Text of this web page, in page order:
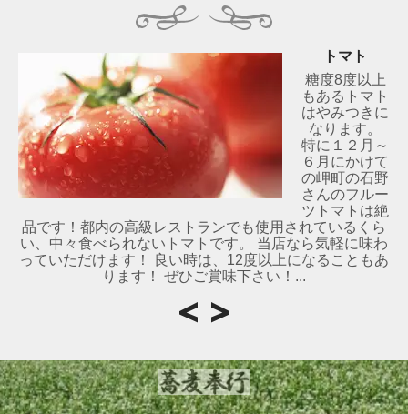
トマト
糖度8度以上
もあるトマト
はやみつきに
なります。
特に１２月～
６月にかけて
の岬町の石野
さんのフルー
ツトマトは絶
品です！都内の高級レストランでも使用されているくら
い、中々食べられないトマトです。 当店なら気軽に味わ
っていただけます！ 良い時は、12度以上になることもあ
ります！ ぜひご賞味下さい！...